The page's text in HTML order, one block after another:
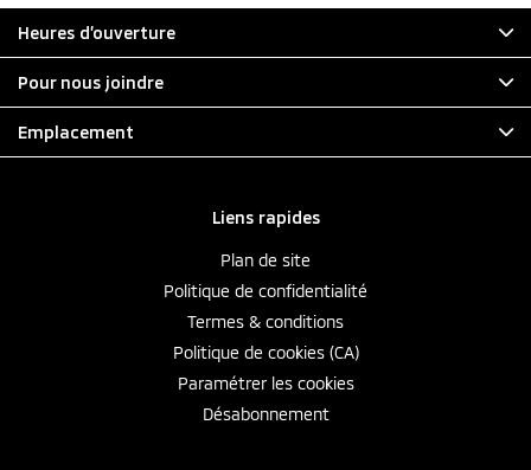
Liens rapides
Plan de site
Politique de confidentialité
Termes & conditions
Politique de cookies (CA)
Paramétrer les cookies
Désabonnement
Heures d’ouverture
Pour nous joindre
Emplacement